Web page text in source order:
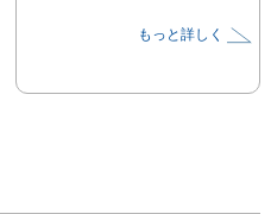
もっと詳しく